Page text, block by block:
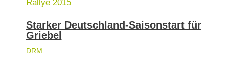
Starker Deutschland-Saisonstart für
Griebel
DRM